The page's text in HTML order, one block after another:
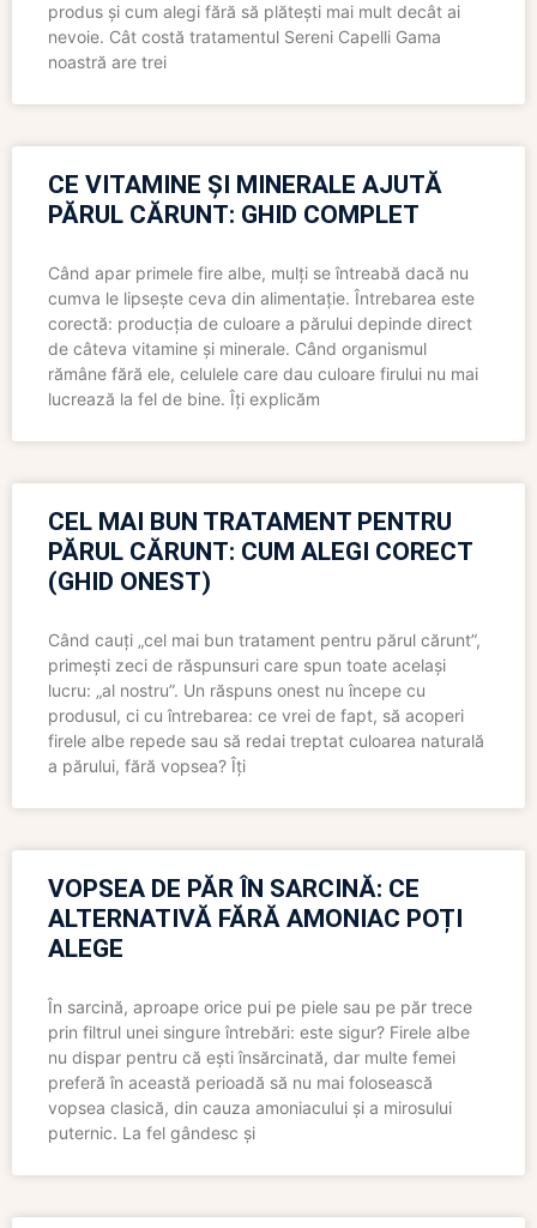
produs și cum alegi fără să plătești mai mult decât ai
nevoie. Cât costă tratamentul Sereni Capelli Gama
noastră are trei
CE VITAMINE ȘI MINERALE AJUTĂ
PĂRUL CĂRUNT: GHID COMPLET
Când apar primele fire albe, mulți se întreabă dacă nu
cumva le lipsește ceva din alimentație. Întrebarea este
corectă: producția de culoare a părului depinde direct
de câteva vitamine și minerale. Când organismul
rămâne fără ele, celulele care dau culoare firului nu mai
lucrează la fel de bine. Îți explicăm
CEL MAI BUN TRATAMENT PENTRU
PĂRUL CĂRUNT: CUM ALEGI CORECT
(GHID ONEST)
Când cauți „cel mai bun tratament pentru părul cărunt”,
primești zeci de răspunsuri care spun toate același
lucru: „al nostru”. Un răspuns onest nu începe cu
produsul, ci cu întrebarea: ce vrei de fapt, să acoperi
firele albe repede sau să redai treptat culoarea naturală
a părului, fără vopsea? Îți
VOPSEA DE PĂR ÎN SARCINĂ: CE
ALTERNATIVĂ FĂRĂ AMONIAC POȚI
ALEGE
În sarcină, aproape orice pui pe piele sau pe păr trece
prin filtrul unei singure întrebări: este sigur? Firele albe
nu dispar pentru că ești însărcinată, dar multe femei
preferă în această perioadă să nu mai folosească
vopsea clasică, din cauza amoniacului și a mirosului
puternic. La fel gândesc și